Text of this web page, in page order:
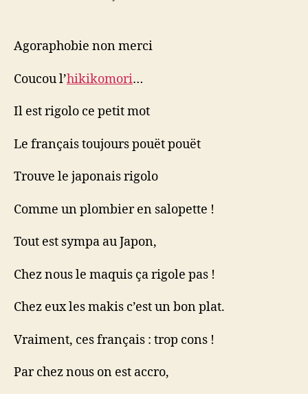
Agoraphobie non merci
Coucou l’hikikomori…
Il est rigolo ce petit mot
Le français toujours pouët pouët
Trouve le japonais rigolo
Comme un plombier en salopette !
Tout est sympa au Japon,
Chez nous le maquis ça rigole pas !
Chez eux les makis c’est un bon plat.
Vraiment, ces français : trop cons !
Par chez nous on est accro,